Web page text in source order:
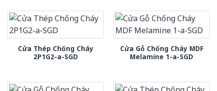
Cửa Thép Chống Cháy
2P1G2-a-SGD
Cửa Gỗ Chống Cháy MDF
Melamine 1-a-SGD